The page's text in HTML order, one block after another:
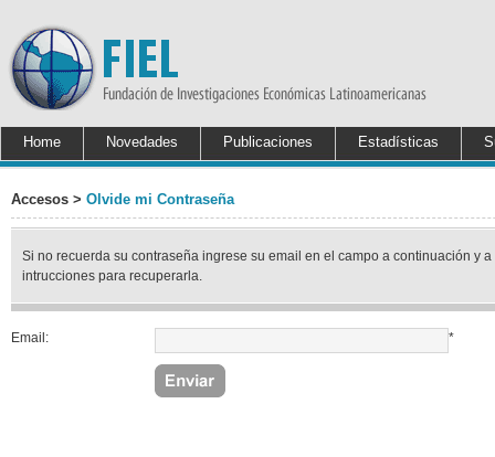
Home Novedades Publicaciones Estadísticas
Accesos > Olvide mi Contraseña
Si no recuerda su contraseña ingrese su email en el campo a continuación y
intrucciones para recuperarla.
Email: *